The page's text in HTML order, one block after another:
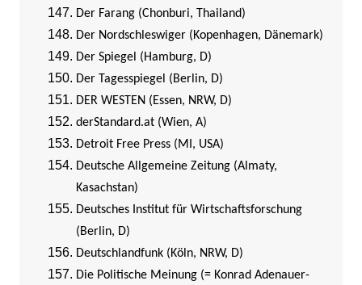
Der Farang (Chonburi, Thailand)
Der Nordschleswiger (Kopenhagen, Dänemark)
Der Spiegel (Hamburg, D)
Der Tagesspiegel (Berlin, D)
DER WESTEN (Essen, NRW, D)
derStandard.at (Wien, A)
Detroit Free Press (MI, USA)
Deutsche Allgemeine Zeitung (Almaty,
Kasachstan)
Deutsches Institut für Wirtschaftsforschung
(Berlin, D)
Deutschlandfunk (Köln, NRW, D)
Die Politische Meinung (= Konrad Adenauer-